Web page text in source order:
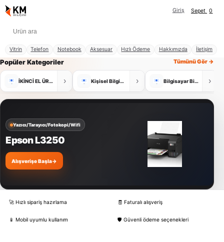
Giriş Sepet 0
Vitrin Telefon Notebook Aksesuar Hızlı Ödeme Hakkımızda İletişim
Popüler Kategoriler Tümünü Gör →
İKİNCİ EL ÜRÜNLER › Kişisel Bilgisayar › Bilgisayar Bileşenleri ›
Yazıcı/Tarayıcı/Fotokopi/Wifi
Epson L3250
Alışverişe Başla→
🚀 Hızlı sipariş hazırlama 🧾 Faturalı alışveriş
📱 Mobil uyumlu kullanım 🛡️ Güvenli ödeme seçenekleri